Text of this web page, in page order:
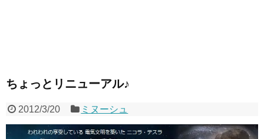
ちょっとリニューアル♪
2012/3/20 ミヌーシュ